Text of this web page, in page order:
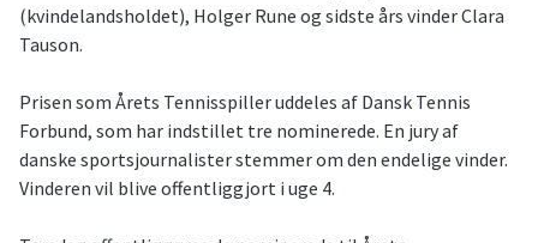
(kvindelandsholdet), Holger Rune og sidste års vinder Clara
Tauson.
Prisen som Årets Tennisspiller uddeles af Dansk Tennis
Forbund, som har indstillet tre nominerede. En jury af
danske sportsjournalister stemmer om den endelige vinder.
Vinderen vil blive offentliggjort i uge 4.